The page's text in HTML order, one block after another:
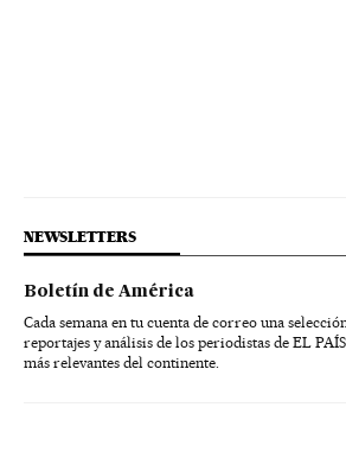
NEWSLETTERS
Boletín de América
Cada semana en tu cuenta de correo una
reportajes y análisis de los periodistas de EL
más relevantes del continente.